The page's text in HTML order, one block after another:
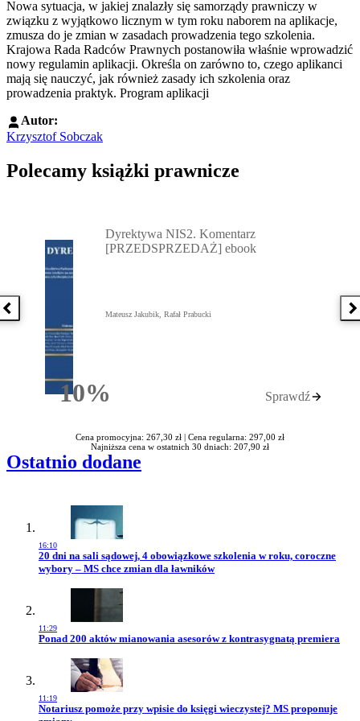
Nowa sytuacja, w jakiej znalazły się samorządy prawniczy w
związku z wyjątkowo licznym w tym roku naborem na aplikacje,
zmusza do je zmian w zasadach prowadzenia tego szkolenia.
Krajowa Rada Radców Prawnych postanowiła właśnie wprowadzić
nowy regulamin aplikacji. Określa on zarówno to, czego aplikanci
mają się nauczyć, jak również zasady ich szkolenia oraz
prowadzenia praktyk. Program aplikacji
Autor:
Krzysztof Sobczak
Polecamy książki prawnicze
Poprzednia książka
10%Rabatu
Dyrektywa NIS2. Komentarz
[PRZEDSPRZEDAŻ] ebook
Mateusz Jakubik, Rafał Prabucki
Sprawdź
Cena promocyjna: 267,30 zł | Cena regularna: 297,00 zł
Najniższa cena w ostatnich 30 dniach: 207,90 zł
Ostatnio dodane
16:10
Przejdź do artykułu:
20 dni na sali sądowej, 4 obowiązkowe szkolenia w roku, coroczne
wybory – MS chce zmian dla ławników
11:29
Przejdź do artykułu:
Ponad 200 aktów mianowania asesorów z kontrasygnatą premiera
11:19
Przejdź do artykułu:
Notariusz pomoże przy wpisie do księgi wieczystej? MS proponuje